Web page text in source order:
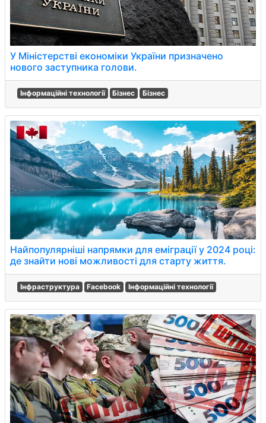
У Міністерстві економіки України призначено
нового заступника голови.
Інформаційні технології Бізнес Бізнес
Найпопулярніші напрямки для еміграції у 2024 році:
де знайти нові можливості для старту життя.
Інфраструктура Facebook Інформаційні технології